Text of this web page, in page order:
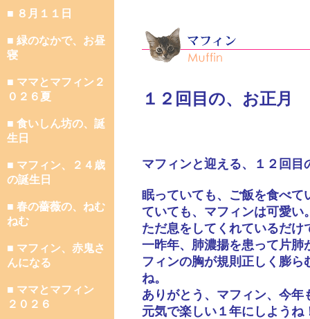
■ ８月１１日
■ 緑のなかで、お昼
寝
■ ママとマフィン２
０２６夏
■ 食いしん坊の、誕
生日
■ マフィン、２４歳
の誕生日
■ 春の薔薇の、ねむ
ねむ
■ マフィン、赤鬼さ
んになる
■ ママとマフィン
２０２６
１２回目の、お正月
マフィンと迎える、１２回目
眠っていても、ご飯を食べ
ていても、マフィンは可愛い
ただ息をしてくれているだ
一昨年、肺濃揚を患って片肺
フィンの胸が規則正しく膨
ね。
ありがとう、マフィン、今年
元気で楽しい１年にしようね